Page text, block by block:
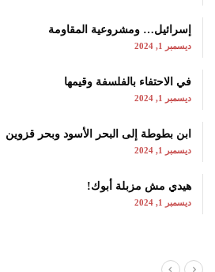
إسرائيل… ومشروعية المقاومة
ديسمبر 1, 2024
في الاحتفاء بالفلسفة وقيمها
ديسمبر 1, 2024
ابن بطوطة إلى البحر الأسود وبحر قزوين
ديسمبر 1, 2024
هيدي مش مزبلة أبوك!
ديسمبر 1, 2024